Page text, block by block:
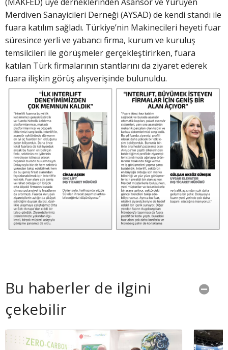
Merdiven Sanayicileri Derneği (AYSAD) de kendi standı ile
fuara katılım sağladı. Türkiye’nin Makinecileri heyeti fuar
süresince yerli ve yabancı firma, kurum ve kuruluş
temsilcileri ile görüşmeler gerçekleştirirken, fuara
katılan Türk firmalarının stantlarını da ziyaret ederek
fuara ilişkin görüş alışverişinde bulunuldu.
Bu haberler de ilgini
çekebilir